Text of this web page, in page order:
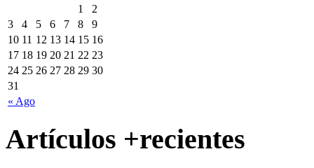
« Ago
1
2
3
4 5 6 7 8
9
10 11 12 13 14 15 16
17 18 19 20 21 22 23
24 25 26 27 28 29 30
31
Artículos +recientes